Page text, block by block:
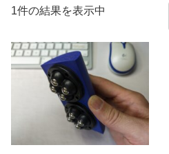
1件の結果を表示中